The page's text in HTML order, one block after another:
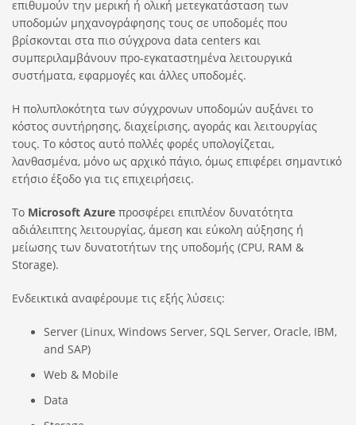
επιθυμούν την μερική ή ολική μετεγκατάσταση των
υποδομών μηχανογράφησης τους σε υποδομές που
βρίσκονται στα πιο σύγχρονα data centers και
συμπεριλαμβάνουν προ-εγκαταστημένα λειτουργικά
συστήματα, εφαρμογές και άλλες υποδομές.
Η πολυπλοκότητα των σύγχρονων υποδομών αυξάνει το
κόστος συντήρησης, διαχείρισης, αγοράς και λειτουργίας
τους. Το κόστος αυτό πολλές φορές υπολογίζεται,
λανθασμένα, μόνο ως αρχικό πάγιο, όμως επιφέρει σημαντικό
ετήσιο έξοδο για τις επιχειρήσεις.
Το Microsoft Azure προσφέρει επιπλέον δυνατότητα
αδιάλειπτης λειτουργίας, άμεση και εύκολη αύξησης ή
μείωσης των δυνατοτήτων της υποδομής (CPU, RAM &
Storage).
Ενδεικτικά αναφέρουμε τις εξής λύσεις:
Server (Linux, Windows Server, SQL Server, Oracle, IBM,
and SAP)
Web & Mobile
Data